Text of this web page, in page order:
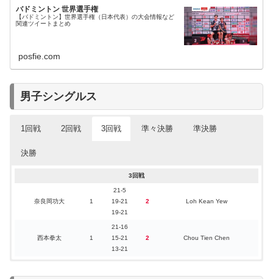
バドミントン 世界選手権
【バドミントン】世界選手権（日本代表）の大会情報など
関連ツイートまとめ
posfie.com
男子シングルス
1回戦 2回戦 3回戦 準々決勝 準決勝
決勝
1回戦
田中湧士
21-11
21-15
1 Li Shi Feng
21-10
0
19-21
21-13
2回戦
12-21
9-21
21-18
21-14
17-21
21-13
3回戦
奈良岡功大 1
21-5
19-21
19-21
2 Loh Kean Yew
西本拳太 1
21-16
15-21
13-21
2 Chou Tien Chen